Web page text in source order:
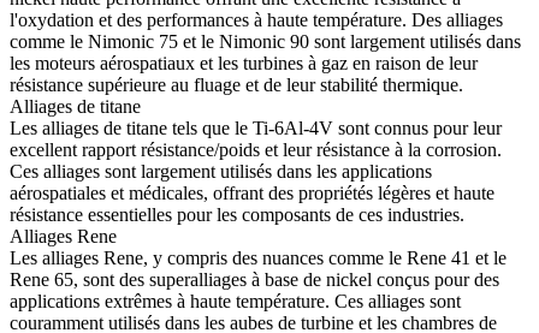
l'oxydation et des performances à haute température. Des alliages
comme le Nimonic 75 et le Nimonic 90 sont largement utilisés dans
les moteurs aérospatiaux et les turbines à gaz en raison de leur
résistance supérieure au fluage et de leur stabilité thermique.
Alliages de titane
Les alliages de titane tels que le Ti-6Al-4V sont connus pour leur
excellent rapport résistance/poids et leur résistance à la corrosion.
Ces alliages sont largement utilisés dans les applications
aérospatiales et médicales, offrant des propriétés légères et haute
résistance essentielles pour les composants de ces industries.
Alliages Rene
Les alliages Rene, y compris des nuances comme le Rene 41 et le
Rene 65, sont des superalliages à base de nickel conçus pour des
applications extrêmes à haute température. Ces alliages sont
couramment utilisés dans les aubes de turbine et les chambres de